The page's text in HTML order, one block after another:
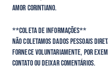
Amor Corintiano.
**Coleta de Informações**
Não coletamos dados pessoais
fornece voluntariamente, por
contato ou deixar comentários.